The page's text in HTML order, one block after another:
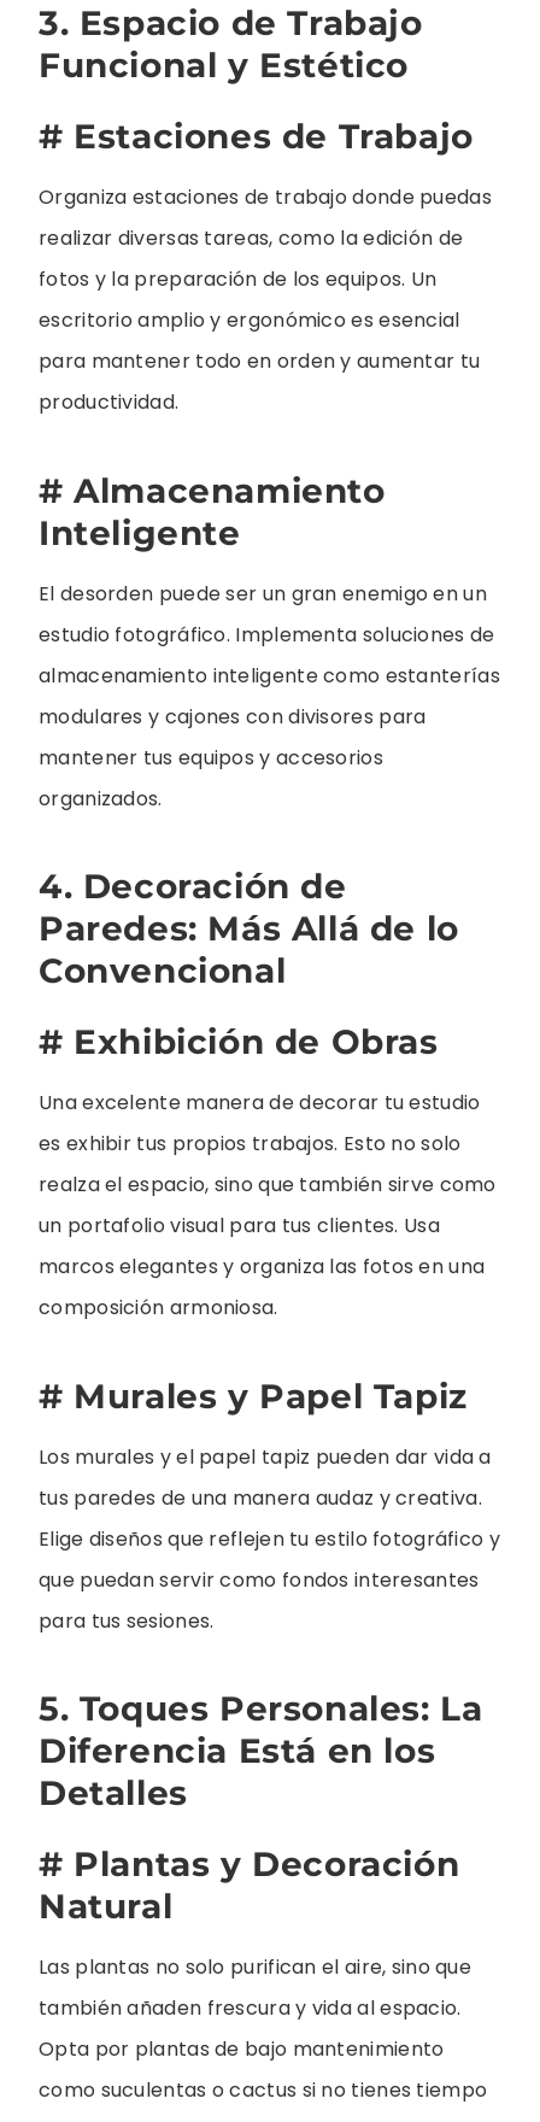
3. Espacio de Trabajo
Funcional y Estético
# Estaciones de Trabajo
Organiza estaciones de trabajo donde puedas
realizar diversas tareas, como la edición de
fotos y la preparación de los equipos. Un
escritorio amplio y ergonómico es esencial
para mantener todo en orden y aumentar tu
productividad.
# Almacenamiento
Inteligente
El desorden puede ser un gran enemigo en un
estudio fotográfico. Implementa soluciones de
almacenamiento inteligente como estanterías
modulares y cajones con divisores para
mantener tus equipos y accesorios
organizados.
4. Decoración de
Paredes: Más Allá de lo
Convencional
# Exhibición de Obras
Una excelente manera de decorar tu estudio
es exhibir tus propios trabajos. Esto no solo
realza el espacio, sino que también sirve como
un portafolio visual para tus clientes. Usa
marcos elegantes y organiza las fotos en una
composición armoniosa.
# Murales y Papel Tapiz
Los murales y el papel tapiz pueden dar vida a
tus paredes de una manera audaz y creativa.
Elige diseños que reflejen tu estilo fotográfico y
que puedan servir como fondos interesantes
para tus sesiones.
5. Toques Personales: La
Diferencia Está en los
Detalles
# Plantas y Decoración
Natural
Las plantas no solo purifican el aire, sino que
también añaden frescura y vida al espacio.
Opta por plantas de bajo mantenimiento
como suculentas o cactus si no tienes tiempo